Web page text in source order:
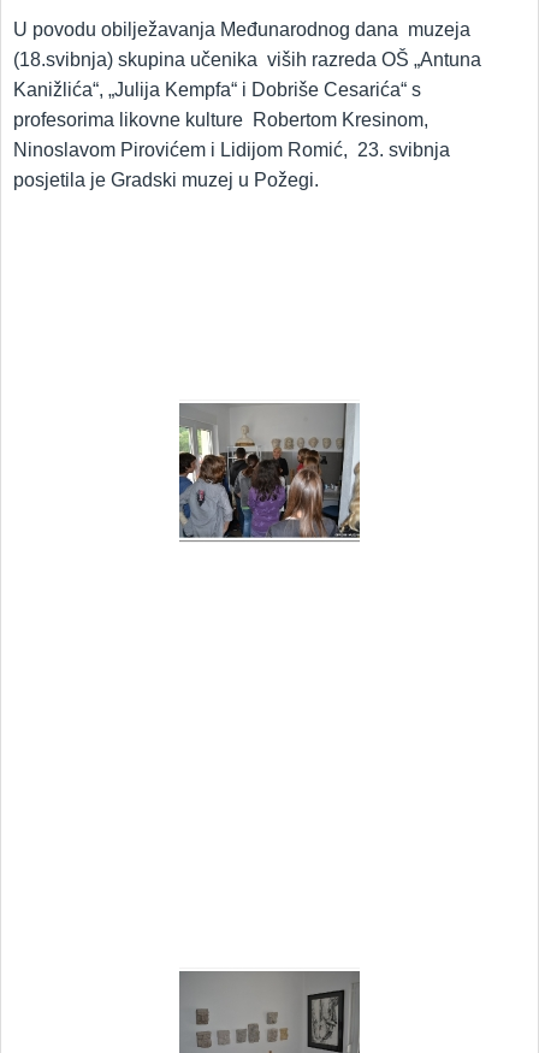
U povodu obilježavanja Međunarodnog dana muzeja
(18.svibnja) skupina učenika viših razreda OŠ „Antuna
Kanižlića“, „Julija Kempfa“ i Dobriše Cesarića“ s
profesorima likovne kulture Robertom Kresinom,
Ninoslavom Pirovićem i Lidijom Romić, 23. svibnja
posjetila je Gradski muzej u Požegi.